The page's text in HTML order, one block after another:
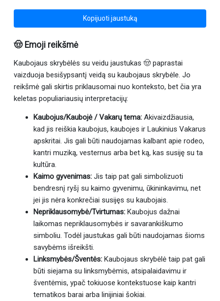
Kopijuoti jaustuką
🤠 Emoji reikšmė
Kaubojaus skrybėlės su veidu jaustukas 🤠 paprastai
vaizduoja besišypsantį veidą su kaubojaus skrybėle. Jo
reikšmė gali skirtis priklausomai nuo konteksto, bet čia yra
keletas populiariausių interpretacijų:
Kaubojus/Kaubojė / Vakarų tema: Akivaizdžiausia,
kad jis reiškia kaubojus, kaubojes ir Laukinius Vakarus
apskritai. Jis gali būti naudojamas kalbant apie rodeo,
kantri muziką, vesternus arba bet ką, kas susiję su ta
kultūra.
Kaimo gyvenimas: Jis taip pat gali simbolizuoti
bendresnį ryšį su kaimo gyvenimu, ūkininkavimu, net
jei jis nėra konkrečiai susijęs su kaubojais.
Nepriklausomybė/Tvirtumas: Kaubojus dažnai
laikomas nepriklausomybės ir savarankiškumo
simboliu. Todėl jaustukas gali būti naudojamas šioms
savybėms išreikšti.
Linksmybės/Šventės: Kaubojaus skrybėlė taip pat gali
būti siejama su linksmybėmis, atsipalaidavimu ir
šventėmis, ypač tokiuose kontekstuose kaip kantri
tematikos barai arba linijiniai šokiai.